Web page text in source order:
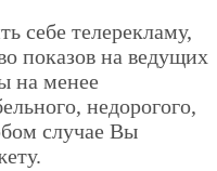
себе телерекламу,
показов на ведущих
на менее
недорогого,
случае Вы